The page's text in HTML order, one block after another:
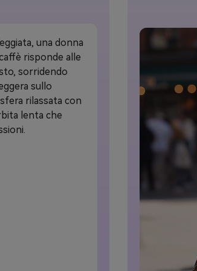
una donna
risponde alle
sorridendo
sullo
rilassata con
lenta che